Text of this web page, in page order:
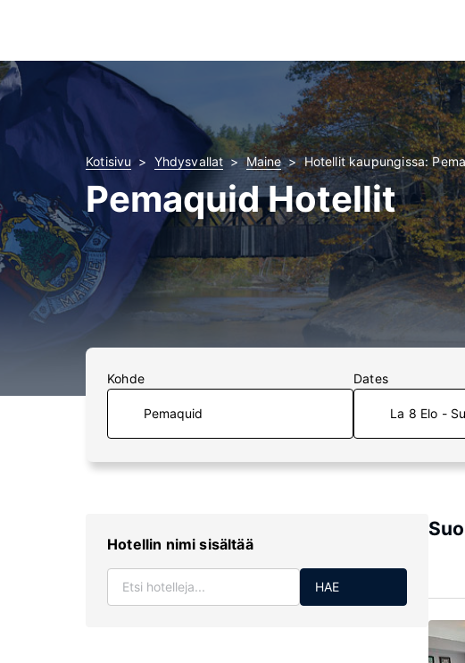
Kotisivu Yhdysvallat Maine Hotellit kaupungissa:
Pemaquid Hotellit
Kohde Dates
La 8 Elo -
Hotellin nimi sisältää
HAE